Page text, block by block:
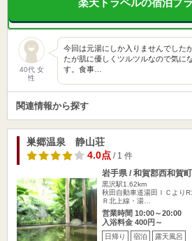
40代 女
性
今回は元湯にしか入りませんでした
たが肌に優しくツルツルなので気に
す。食事…
関連情報から探す
巣郷温泉 静山荘
4.0点/ 1 件
岩手県 / 和賀郡西和賀
黒沢駅1.62km
秋田自動車道湯田ＩＣより
Ｒ北上線・湯…
営業時間 10:00～20:00
入浴料金 400円～
日帰り 宿泊 露天風呂